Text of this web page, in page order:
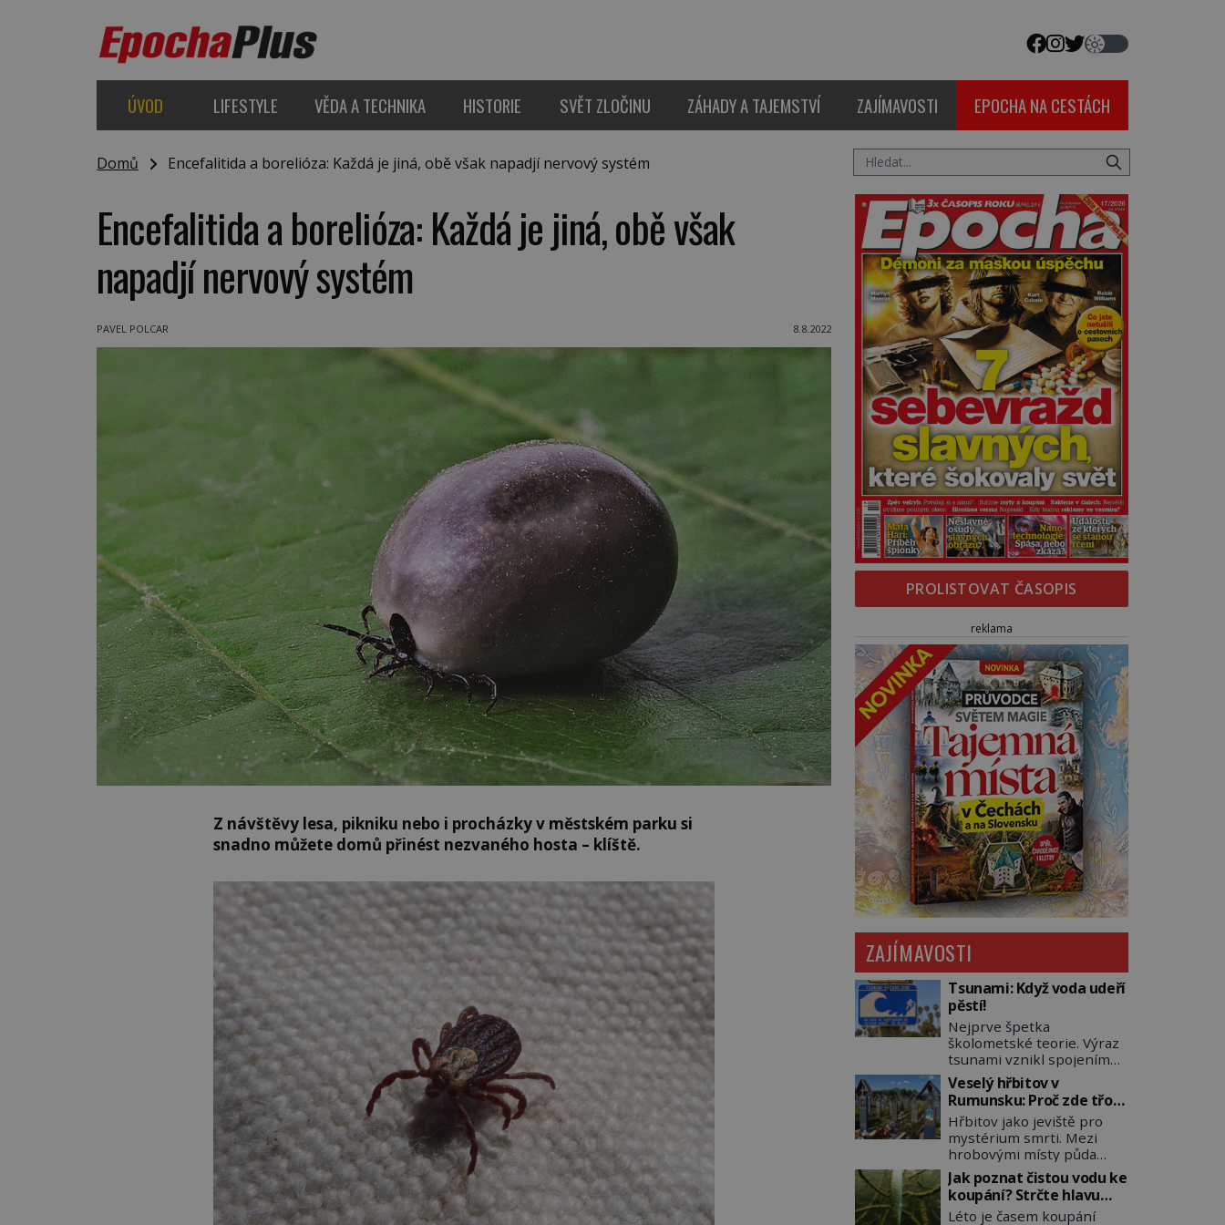
ÚVOD LIFESTYLE VĚDA A TECHNIKA HISTORIE SVĚT ZLOČINU ZÁHADY A TAJEMSTVÍ ZAJÍMAVOSTI EPOCHA NA CESTÁCH
Domů Encefalitida a borelióza: Každá je jiná, obě však napadjí nervový systém
Encefalitida a borelióza: Každá je jiná, obě však
napadjí nervový systém
PAVEL POLCAR 8.8.2022
Z návštěvy lesa, pikniku nebo i procházky v městském parku si
snadno můžete domů přinést nezvaného hosta – klíště.
PROLISTOVAT ČASOPIS
reklama
ZAJÍMAVOSTI
Tsunami: Když voda udeří
pěstí!
Nejprve špetka
školometské teorie. Výraz
tsunami vznikl spojením
japonských slov tsu
(přístav) a nami (vlna).
Jedná se o dlouhou vlnu,
která je na volném moři
takřka nepostřehnutelná.
Ačkoli je vlnová délka
tsunami i 300 kilometrů,
výška vlny na volném moři
je maximálně 1,5 metru.
Veselý hřbitov v
Rumunsku: Proč zde třou
pohřební plačky bídu s
nouzí?
Hřbitov jako jeviště pro
mystérium smrti. Mezi
hrobovými místy půda
promáčená slzami, smutek
a vědomí konečnosti lidské
existence. Jsou ale výjimky,
kde pohřební plačky
Jak poznat čistou vodu ke
koupání? Strčte hlavu
pod hladinu!
Léto je časem koupání